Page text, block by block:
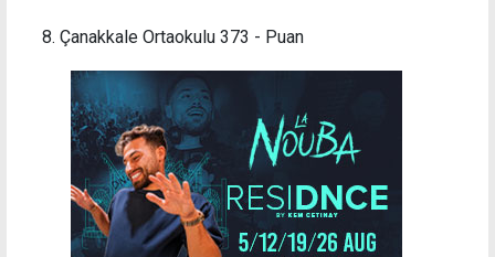
8. Çanakkale Ortaokulu 373 - Puan